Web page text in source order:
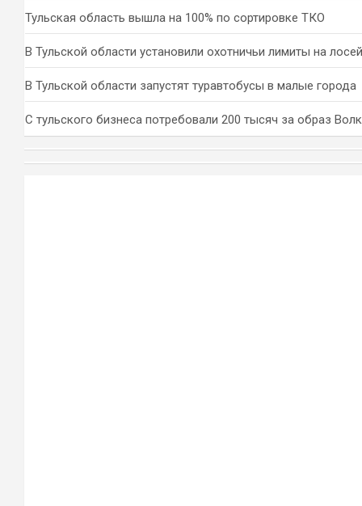
Тульская область вышла на 100% по сортировке ТКО
В Тульской области установили охотничьи лимиты на
В Тульской области запустят туравтобусы в малые города
С тульского бизнеса потребовали 200 тысяч за образ